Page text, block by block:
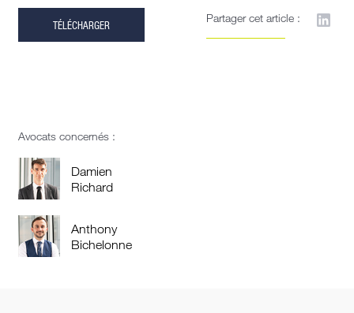
TÉLÉCHARGER
Partager cet article :
Avocats concernés :
Damien
Richard
Anthony
Bichelonne